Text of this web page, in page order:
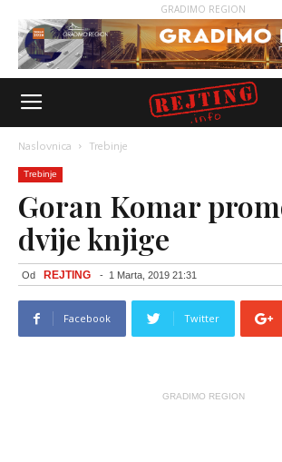
GRADIMO REGION
Naslovnica Trebinje
Trebinje
Goran Komar
dvije knjige
Od REJTING - 1 Marta, 2019 21:31
Facebook Twitter
GRADIMO REGION